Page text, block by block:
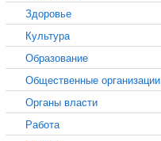
Здоровье
Культура
Образование
Общественные организации
Органы власти
Работа